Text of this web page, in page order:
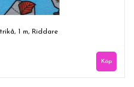
1 m, Riddare